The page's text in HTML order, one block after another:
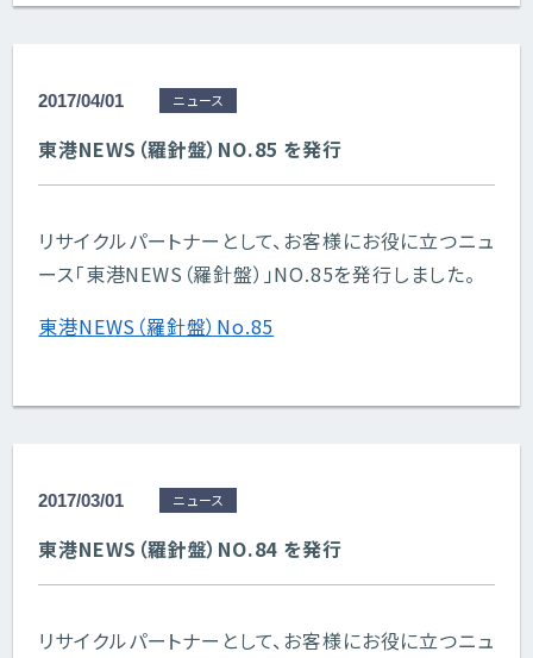
2017/04/01 ニュース
東港NEWS（羅針盤）NO.85 を発行
リサイクルパートナーとして、お客様にお役に立つニュ
ース「東港NEWS（羅針盤）」NO.85を発行しました。
東港NEWS（羅針盤）No.85
2017/03/01 ニュース
東港NEWS（羅針盤）NO.84 を発行
リサイクルパートナーとして、お客様にお役に立つニュ